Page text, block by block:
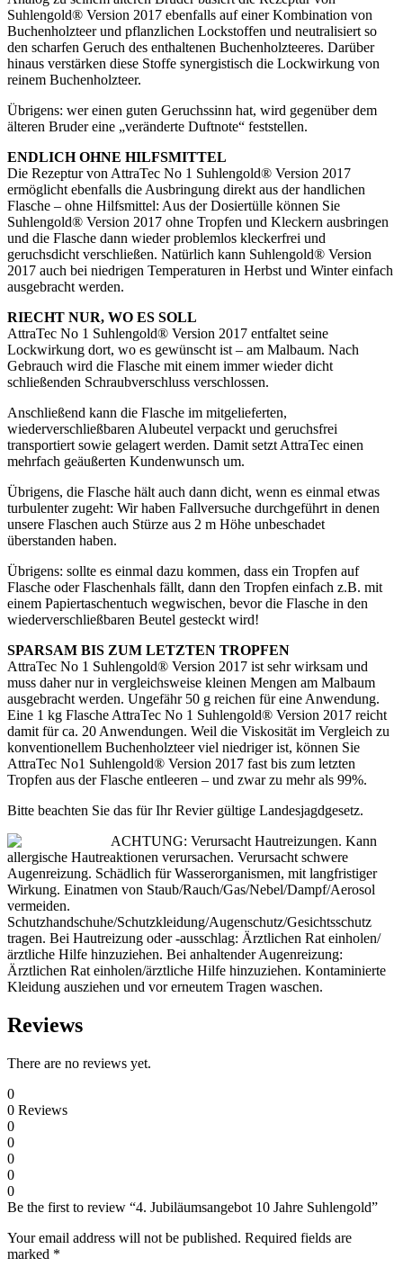
Suhlengold® Version 2017 ebenfalls auf einer Kombination von
Buchenholzteer und pflanzlichen Lockstoffen und neutralisiert so
den scharfen Geruch des enthaltenen Buchenholzteeres. Darüber
hinaus verstärken diese Stoffe synergistisch die Lockwirkung von
reinem Buchenholzteer.
Übrigens: wer einen guten Geruchssinn hat, wird gegenüber dem
älteren Bruder eine „veränderte Duftnote“ feststellen.
ENDLICH OHNE HILFSMITTEL
Die Rezeptur von AttraTec No 1 Suhlengold® Version 2017
ermöglicht ebenfalls die Ausbringung direkt aus der handlichen
Flasche – ohne Hilfsmittel: Aus der Dosiertülle können Sie
Suhlengold® Version 2017 ohne Tropfen und Kleckern ausbringen
und die Flasche dann wieder problemlos kleckerfrei und
geruchsdicht verschließen. Natürlich kann Suhlengold® Version
2017 auch bei niedrigen Temperaturen in Herbst und Winter einfach
ausgebracht werden.
RIECHT NUR, WO ES SOLL
AttraTec No 1 Suhlengold® Version 2017 entfaltet seine
Lockwirkung dort, wo es gewünscht ist – am Malbaum. Nach
Gebrauch wird die Flasche mit einem immer wieder dicht
schließenden Schraubverschluss verschlossen.
Anschließend kann die Flasche im mitgelieferten,
wiederverschließbaren Alubeutel verpackt und geruchsfrei
transportiert sowie gelagert werden. Damit setzt AttraTec einen
mehrfach geäußerten Kundenwunsch um.
Übrigens, die Flasche hält auch dann dicht, wenn es einmal etwas
turbulenter zugeht: Wir haben Fallversuche durchgeführt in denen
unsere Flaschen auch Stürze aus 2 m Höhe unbeschadet
überstanden haben.
Übrigens: sollte es einmal dazu kommen, dass ein Tropfen auf
Flasche oder Flaschenhals fällt, dann den Tropfen einfach z.B. mit
einem Papiertaschentuch wegwischen, bevor die Flasche in den
wiederverschließbaren Beutel gesteckt wird!
SPARSAM BIS ZUM LETZTEN TROPFEN
AttraTec No 1 Suhlengold® Version 2017 ist sehr wirksam und
muss daher nur in vergleichsweise kleinen Mengen am Malbaum
ausgebracht werden. Ungefähr 50 g reichen für eine Anwendung.
Eine 1 kg Flasche AttraTec No 1 Suhlengold® Version 2017 reicht
damit für ca. 20 Anwendungen. Weil die Viskosität im Vergleich zu
konventionellem Buchenholzteer viel niedriger ist, können Sie
AttraTec No1 Suhlengold® Version 2017 fast bis zum letzten
Tropfen aus der Flasche entleeren – und zwar zu mehr als 99%.
Bitte beachten Sie das für Ihr Revier gültige Landesjagdgesetz.
ACHTUNG: Verursacht Hautreizungen. Kann
allergische Hautreaktionen verursachen. Verursacht schwere
Augenreizung. Schädlich für Wasserorganismen, mit langfristiger
Wirkung. Einatmen von Staub/Rauch/Gas/Nebel/Dampf/Aerosol
vermeiden.
Schutzhandschuhe/Schutzkleidung/Augenschutz/Gesichtsschutz
tragen. Bei Hautreizung oder -ausschlag: Ärztlichen Rat einholen/
ärztliche Hilfe hinzuziehen. Bei anhaltender Augenreizung:
Ärztlichen Rat einholen/ärztliche Hilfe hinzuziehen. Kontaminierte
Kleidung ausziehen und vor erneutem Tragen waschen.
Reviews
There are no reviews yet.
0
0 Reviews
0
0
0
0
0
Be the first to review “4. Jubiläumsangebot 10 Jahre Suhlengold”
Your email address will not be published. Required fields are
marked *